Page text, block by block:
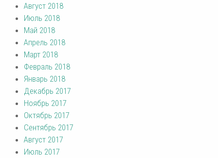
Август 2018
Июль 2018
Май 2018
Апрель 2018
Март 2018
Февраль 2018
Январь 2018
Декабрь 2017
Ноябрь 2017
Октябрь 2017
Сентябрь 2017
Август 2017
Июль 2017